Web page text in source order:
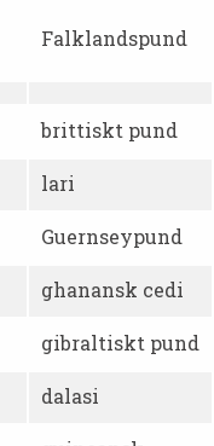
Falklandspund
brittiskt pund
lari
Guernseypund
ghanansk cedi
gibraltiskt pund
dalasi